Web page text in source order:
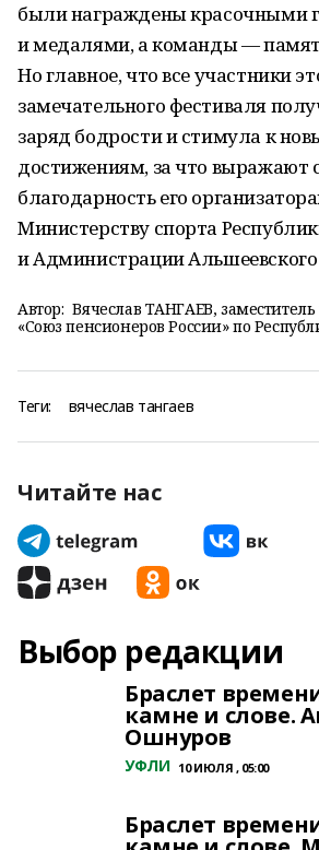
были награждены красочными
и медалями, а команды —
Но главное, что все участники
замечательного фестиваля
заряд бодрости и стимула к
достижениям, за что выражают
благодарность его
Министерству спорта
и Администрации
Автор: Вячеслав ТАНГАЕВ,
«Союз пенсионеров России» по
Теги: вячеслав тангаев
Читайте нас
Выбор редакции
Браслет
камне и слове.
Ошнуров
УФЛИ 10 ИЮЛЯ , 05:00
Браслет